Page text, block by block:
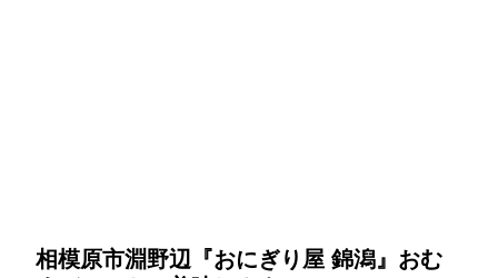
相模原市淵野辺『おにぎり屋 錦潟』おむ